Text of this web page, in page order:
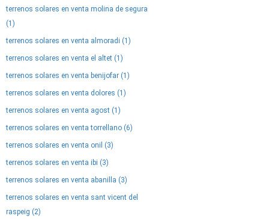
terrenos solares en venta molina de segura
(1)
terrenos solares en venta almoradi (1)
terrenos solares en venta el altet (1)
terrenos solares en venta benijofar (1)
terrenos solares en venta dolores (1)
terrenos solares en venta agost (1)
terrenos solares en venta torrellano (6)
terrenos solares en venta onil (3)
terrenos solares en venta ibi (3)
terrenos solares en venta abanilla (3)
terrenos solares en venta sant vicent del
raspeig (2)